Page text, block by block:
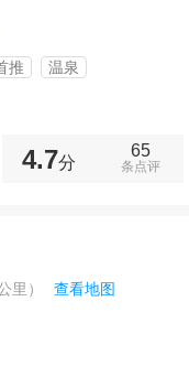
推 温泉
4.7分
65
条点评
里）
查看地图